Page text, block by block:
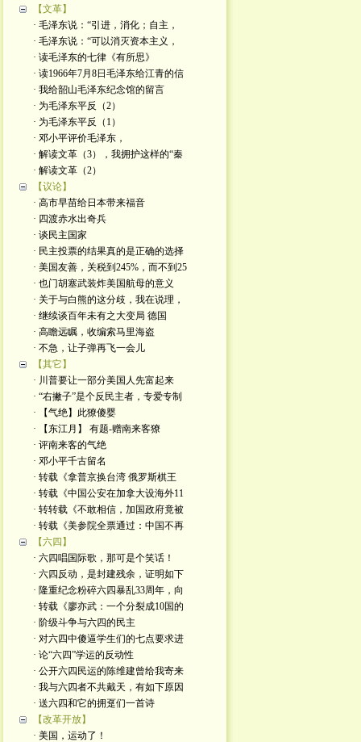
【文革】
· 毛泽东说：“引进，消化；自主，
· 毛泽东说：“可以消灭资本主义，
· 读毛泽东的七律《有所思》
· 读1966年7月8日毛泽东给江青的信
· 我给韶山毛泽东纪念馆的留言
· 为毛泽东平反（2）
· 为毛泽东平反（1）
· 邓小平评价毛泽东，
· 解读文革（3），我拥护这样的“秦
· 解读文革（2）
【议论】
· 高市早苗给日本带来福音
· 四渡赤水出奇兵
· 谈民主国家
· 民主投票的结果真的是正确的选择
· 美国友善，关税到245%，而不到25
· 也门胡塞武装炸美国航母的意义
· 关于与白熊的这分歧，我在说理，
· 继续谈百年未有之大变局 德国
· 高瞻远瞩，收编索马里海盗
· 不急，让子弹再飞一会儿
【其它】
· 川普要让一部分美国人先富起来
· “右撇子”是个反民主者，专爱专制
· 【气绝】此獠傻婴
· 【东江月】 有题-赠南来客獠
· 评南来客的气绝
· 邓小平千古留名
· 转载《拿普京换台湾 俄罗斯棋王
· 转载《中国公安在加拿大设海外11
· 转转载《不敢相信，加国政府竟被
· 转载《美参院全票通过：中国不再
【六四】
· 六四唱国际歌，那可是个笑话！
· 六四反动，是封建残余，证明如下
· 隆重纪念粉碎六四暴乱33周年，向
· 转载《廖亦武：一个分裂成10国的
· 阶级斗争与六四的民主
· 对六四中傻逼学生们的七点要求进
· 论“六四”学运的反动性
· 公开六四民运的陈维建曾给我寄来
· 我与六四者不共戴天，有如下原因
· 送六四和它的拥趸们一首诗
【改革开放】
· 美国，运动了！